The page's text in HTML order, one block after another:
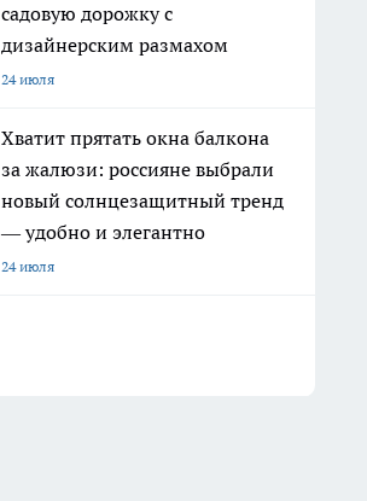
садовую дорожку с
дизайнерским размахом
24 июля
Хватит прятать окна балкона
за жалюзи: россияне выбрали
новый солнцезащитный тренд
— удобно и элегантно
24 июля